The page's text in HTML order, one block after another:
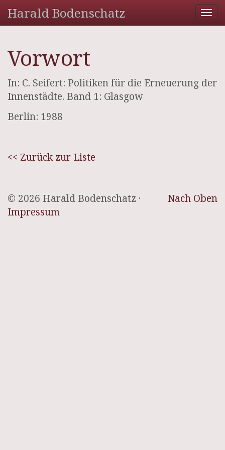
Harald Bodenschatz
Vorwort
In: C. Seifert: Politiken für die Erneuerung der
Innenstädte. Band 1: Glasgow
Berlin: 1988
<< Zurück zur Liste
Nach Oben
© 2026 Harald Bodenschatz ·
Impressum